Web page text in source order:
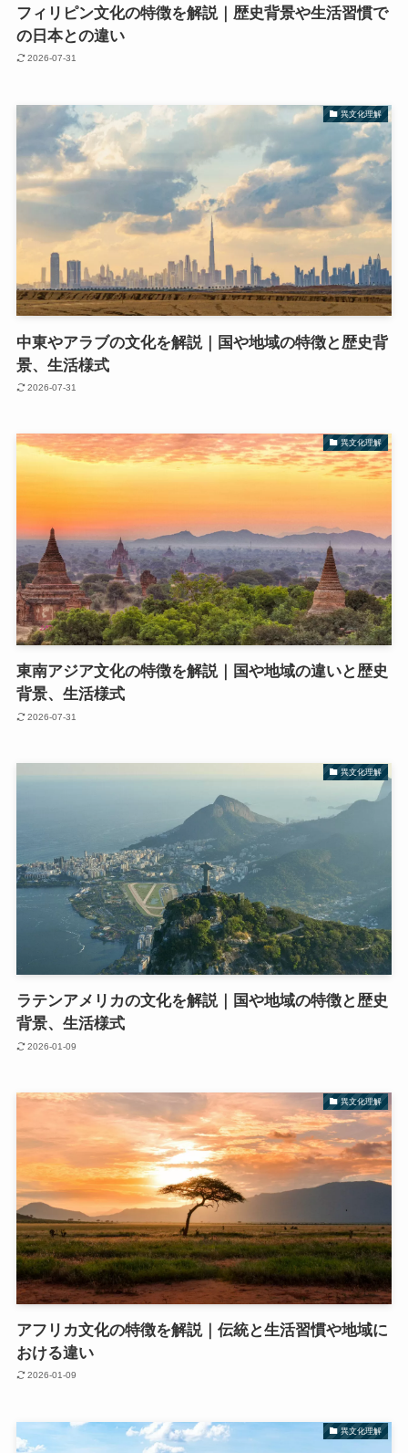
フィリピン文化の特徴を解説｜歴史背景や生活習慣で
の日本との違い
2026-07-31
異文化理解
中東やアラブの文化を解説｜国や地域の特徴と歴史背
景、生活様式
2026-07-31
異文化理解
東南アジア文化の特徴を解説｜国や地域の違いと歴史
背景、生活様式
2026-07-31
異文化理解
ラテンアメリカの文化を解説｜国や地域の特徴と歴史
背景、生活様式
2026-01-09
異文化理解
アフリカ文化の特徴を解説｜伝統と生活習慣や地域に
おける違い
2026-01-09
異文化理解